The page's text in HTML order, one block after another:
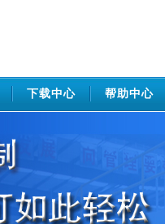
下载中心 帮助中心